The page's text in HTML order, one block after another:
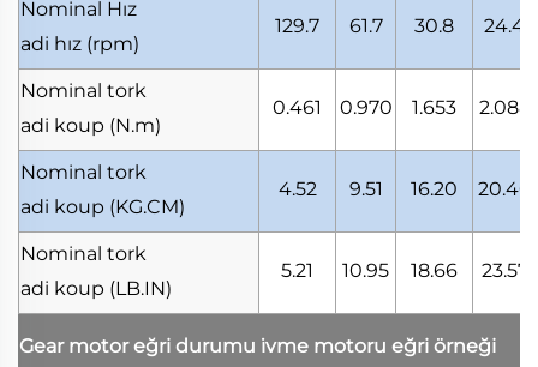
Nominal Hız
adi hız (rpm)
129.7 61.7 30.8 24.4
Nominal tork
adi koup (N.m)
0.461 0.970 1.653 2.088
Nominal tork
adi koup (KG.CM)
4.52 9.51 16.20 20.46
Nominal tork
adi koup (LB.IN)
5.21 10.95 18.66 23.57
Gear motor eğri durumu i̇vme motoru eğri örneği